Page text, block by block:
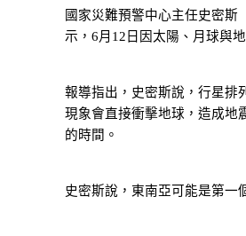
國家災難預警中心主任史密斯
示，6月12日因太陽、月球與
報導指出，史密斯說，行星排
現象會直接衝擊地球，造成地
的時間。
史密斯說，東南亞可能是第一